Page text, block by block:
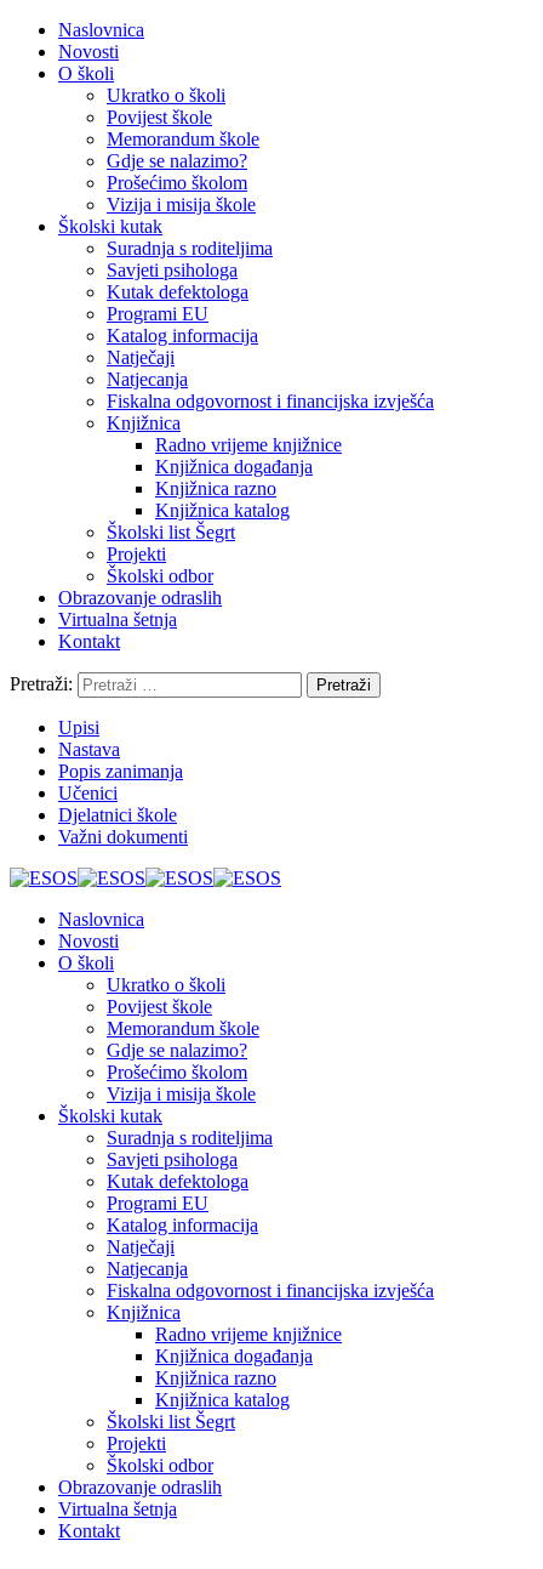
Naslovnica
Novosti
O školi
Ukratko o školi
Povijest škole
Memorandum škole
Gdje se nalazimo?
Prošećimo školom
Vizija i misija škole
Školski kutak
Suradnja s roditeljima
Savjeti psihologa
Kutak defektologa
Programi EU
Katalog informacija
Natječaji
Natjecanja
Fiskalna odgovornost i financijska izvješća
Knjižnica
Radno vrijeme knjižnice
Knjižnica događanja
Knjižnica razno
Knjižnica katalog
Školski list Šegrt
Projekti
Školski odbor
Obrazovanje odraslih
Virtualna šetnja
Kontakt
Pretraži:
Upisi
Nastava
Popis zanimanja
Učenici
Djelatnici škole
Važni dokumenti
Naslovnica
Novosti
O školi
Ukratko o školi
Povijest škole
Memorandum škole
Gdje se nalazimo?
Prošećimo školom
Vizija i misija škole
Školski kutak
Suradnja s roditeljima
Savjeti psihologa
Kutak defektologa
Programi EU
Katalog informacija
Natječaji
Natjecanja
Fiskalna odgovornost i financijska izvješća
Knjižnica
Radno vrijeme knjižnice
Knjižnica događanja
Knjižnica razno
Knjižnica katalog
Školski list Šegrt
Projekti
Školski odbor
Obrazovanje odraslih
Virtualna šetnja
Kontakt